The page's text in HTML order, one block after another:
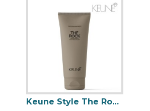
Keune Style The Rock īpaši stipras fiksācijas veidošanas želeja ar spīdumu 200ml